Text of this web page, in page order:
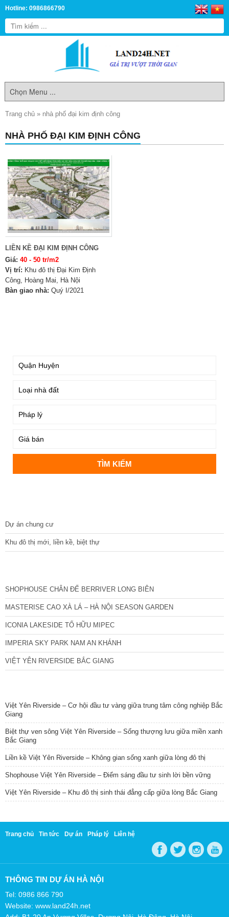
Hotline: 0986866790
Trang chủ » nhà phố đại kim định công
NHÀ PHỐ ĐẠI KIM ĐỊNH CÔNG
LIỀN KỀ ĐẠI KIM ĐỊNH CÔNG
Giá: 40 - 50 tr/m2
Vị trí: Khu đô thị Đại Kim Định
Công, Hoàng Mai, Hà Nội
Bàn giao nhà: Quý I/2021
Dự án chung cư
Khu đô thị mới, liền kề, biệt thự
SHOPHOUSE CHÂN ĐẾ BERRIVER LONG BIÊN
MASTERISE CAO XÀ LÁ – HÀ NỘI SEASON GARDEN
ICONIA LAKESIDE TỐ HỮU MIPEC
IMPERIA SKY PARK NAM AN KHÁNH
VIỆT YÊN RIVERSIDE BẮC GIANG
Việt Yên Riverside – Cơ hội đầu tư vàng giữa trung tâm công nghiệp Bắc
Giang
Biệt thự ven sông Việt Yên Riverside – Sống thượng lưu giữa miền xanh
Bắc Giang
Liền kề Việt Yên Riverside – Không gian sống xanh giữa lòng đô thị
Shophouse Việt Yên Riverside – Điểm sáng đầu tư sinh lời bền vững
Việt Yên Riverside – Khu đô thị sinh thái đẳng cấp giữa lòng Bắc Giang
Trang chủ Tin tức Dự án Pháp lý Liên hệ
THÔNG TIN DỰ ÁN HÀ NỘI
Tel: 0986 866 790
Website: www.land24h.net